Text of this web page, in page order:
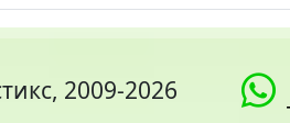
2009-2026